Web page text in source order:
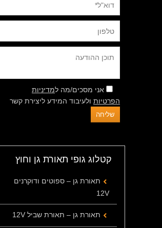
אני מסכים/מה למדיניות
הפרטיות ולעיבוד המידע ליצירת קשר
קטלוג גופי תאורת גן וחוץ
תאורת גן – ספוטים ודוקרנים
12V
תאורת גן – תאורת שביל 12V